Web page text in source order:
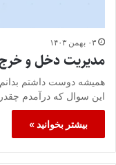
۰۳ بهمن ۱۴۰۳
مدیریت دخل و خرج
همیشه دوست داشتم
این سوال که درآمدم
بیشتر بخوانید »